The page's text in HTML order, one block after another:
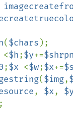
($chars );
<$h;$y+=
;$x <$w;$x+=
($img,
, $x, $y
;